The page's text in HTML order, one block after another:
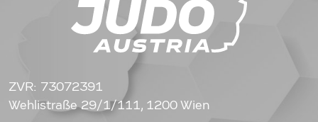
ZVR: 73072391
Wehlistraße 29/1/111, 1200 Wien